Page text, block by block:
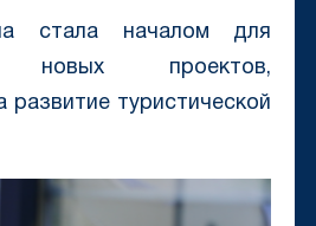
стала началом для
новых проектов,
развитие туристической